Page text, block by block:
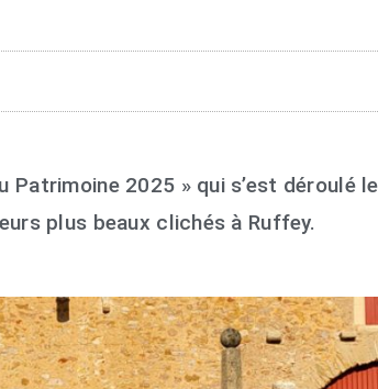
Patrimoine 2025 » qui s’est déroulé
plus beaux clichés à Ruffey.